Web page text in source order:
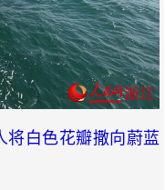
将白色花瓣撒向蔚蓝